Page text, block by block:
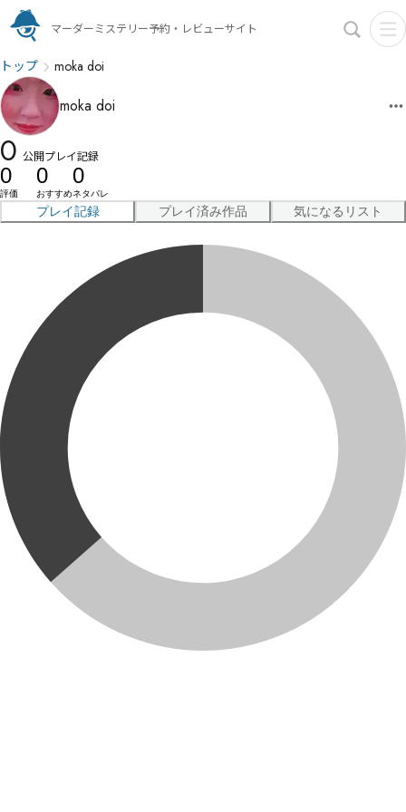
マーダーミステリー予約・レビューサイト
トップ moka doi
moka doi
0 公開プレイ記録
0
評価
0
おすすめ
0
ネタバレ
プレイ記録 プレイ済み作品 気になるリスト